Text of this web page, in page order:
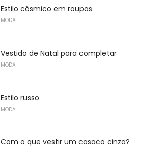
Estilo cósmico em roupas
MODA
Vestido de Natal para completar
MODA
Estilo russo
MODA
Com o que vestir um casaco cinza?